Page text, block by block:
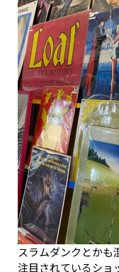
スラムダンクとかも
注目されているショ